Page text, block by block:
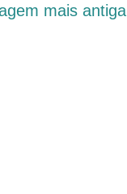
mais antiga